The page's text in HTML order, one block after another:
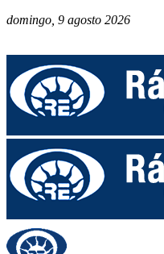
domingo, 9 agosto 2026